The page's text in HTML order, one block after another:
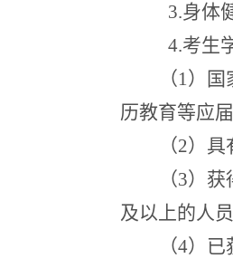
3.身体
4.考生
（1）国
历教育等应
（2）具
（3）获
及以上的人员
（4）已